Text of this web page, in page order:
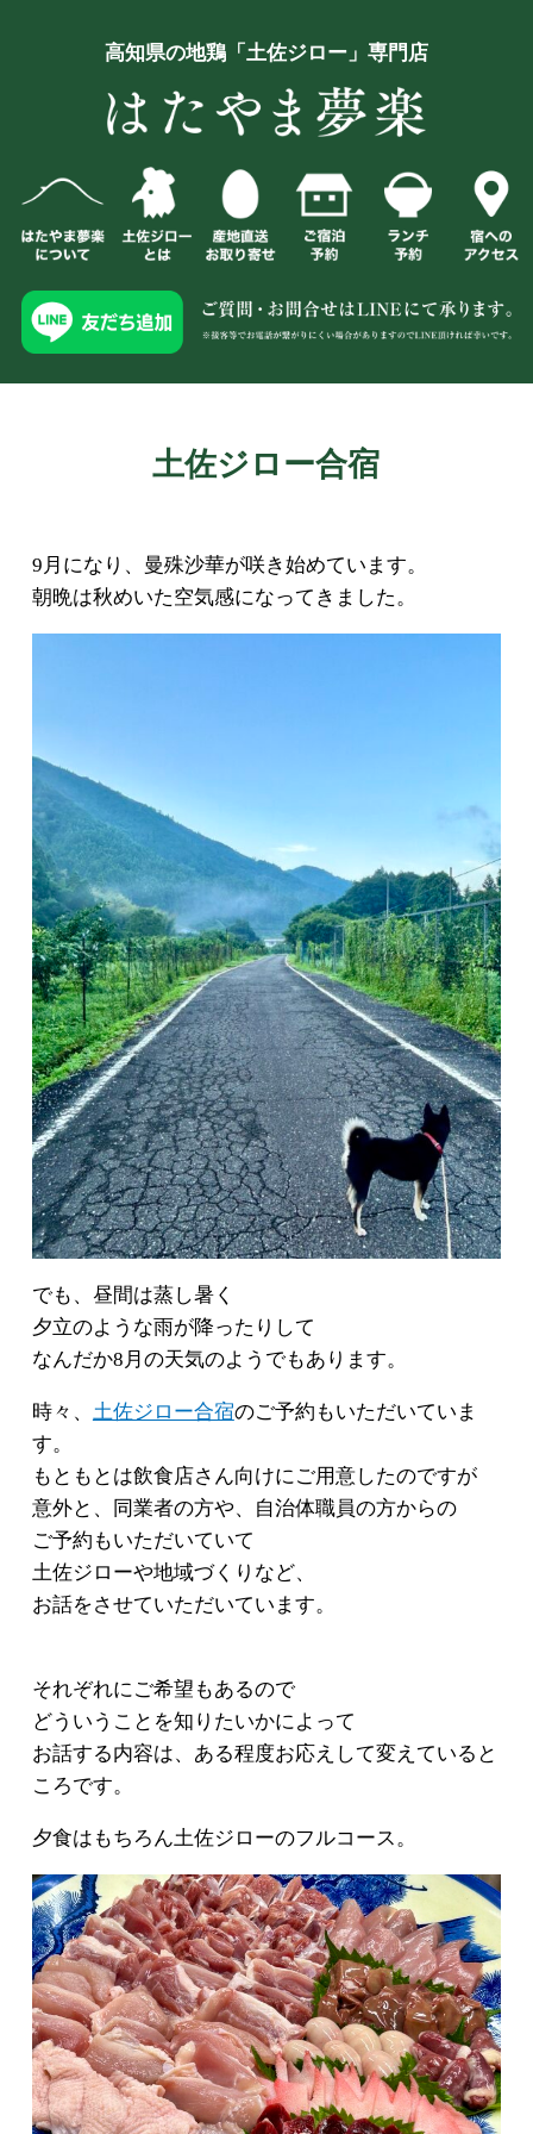
高知県の地鶏「土佐ジロー」専門店
土佐ジロー合宿
9月になり、曼殊沙華が咲き始めています。
朝晩は秋めいた空気感になってきました。
でも、昼間は蒸し暑く
夕立のような雨が降ったりして
なんだか8月の天気のようでもあります。
時々、 土佐ジロー合宿のご予約もいただいていま
す。
もともとは飲食店さん向けにご用意したのですが
意外と、同業者の方や、自治体職員の方からの
ご予約もいただいていて
土佐ジローや地域づくりなど、
お話をさせていただいています。
それぞれにご希望もあるので
どういうことを知りたいかによって
お話する内容は、ある程度お応えして変えていると
ころです。
夕食はもちろん土佐ジローのフルコース。